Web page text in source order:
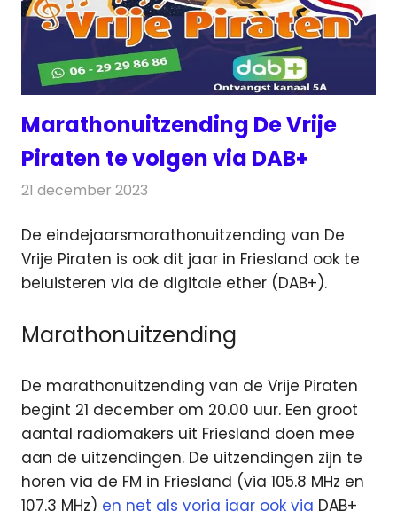
Marathonuitzending De Vrije
Piraten te volgen via DAB+
21 december 2023
De eindejaarsmarathonuitzending van De
Vrije Piraten is ook dit jaar in Friesland ook te
beluisteren via de digitale ether (DAB+).
Marathonuitzending
De marathonuitzending van de Vrije Piraten
begint 21 december om 20.00 uur. Een groot
aantal radiomakers uit Friesland doen mee
aan de uitzendingen. De uitzendingen zijn te
horen via de FM in Friesland (via 105.8 MHz en
107.3 MHz) en net als vorig jaar ook via DAB+